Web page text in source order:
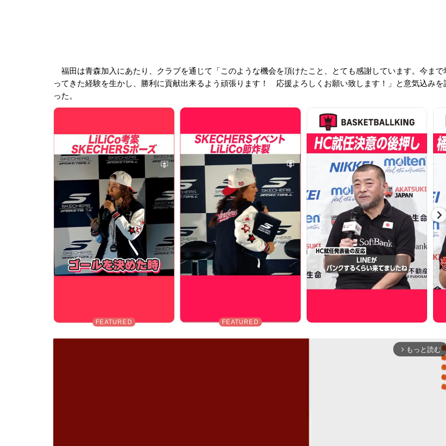
福田は青森加入にあたり、クラブを通じて「このような機会を頂けたこと、とても感謝しています。今まで
ってきた経験を生かし、勝利に貢献出来るよう頑張ります！ 応援よろしくお願い致します！」と意気込みを
った。
arrow_forward_ios もっと読む